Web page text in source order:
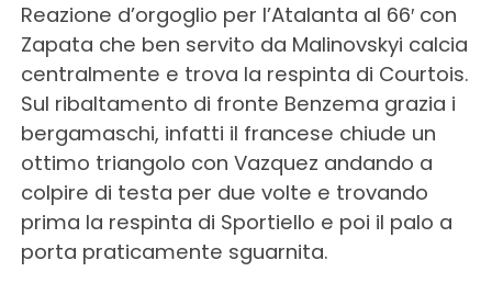
Reazione d’orgoglio per l’Atalanta al 66′ con
Zapata che ben servito da Malinovskyi calcia
centralmente e trova la respinta di Courtois.
Sul ribaltamento di fronte Benzema grazia i
bergamaschi, infatti il francese chiude un
ottimo triangolo con Vazquez andando a
colpire di testa per due volte e trovando
prima la respinta di Sportiello e poi il palo a
porta praticamente sguarnita.